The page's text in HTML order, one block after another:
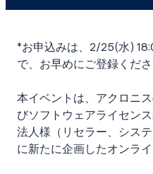
*お申込みは、2/25(水)
で、お早めにご登録くださ
本イベントは、アクロニ
びソフトウェアライセン
法人様（リセラー、シス
に新たに企画したオンライ